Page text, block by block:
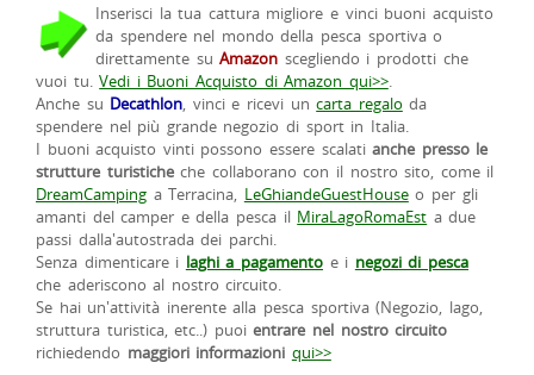
Inserisci la tua cattura migliore e vinci buoni acquisto
da spendere nel mondo della pesca sportiva o
direttamente suAmazon scegliendo i prodotti che
vuoi tu.Vedi i Buoni Acquisto di Amazon qui>>.
Anche su Decathlon, vinci e ricevi uncarta regalo da
spendere nel più grande negozio di sport in Italia.
I buoni acquisto vinti possono essere scalatianche presso le
strutture turisticheche collaborano con il nostro sito, come il
DreamCamping a Terracina, LeGhiandeGuestHouseo per gli
amanti del camper e della pesca il MiraLagoRomaEst a due
passi dalla'autostrada dei parchi.
Senza dimenticare i laghi a pagamento e i negozi di pesca
che aderiscono al nostro circuito.
Se hai un'attività inerente alla pesca sportiva (Negozio, lago,
struttura turistica, etc..) puoientrare nel nostro circuito
richiedendo maggiori informazioni qui>>